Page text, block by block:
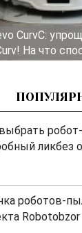
CurvC:
На что
ликбез
роботов-
Robotobzor